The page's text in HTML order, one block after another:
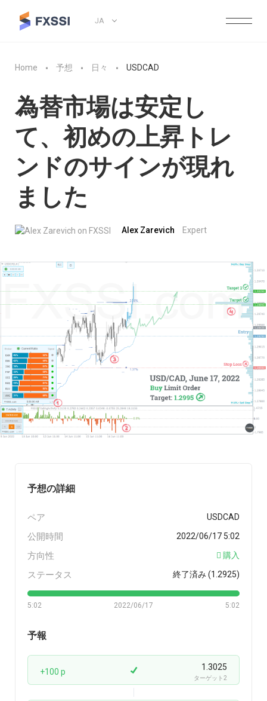
JA
Home 予想 日々 USDCAD
為替市場は安定し
て、初めの上昇トレ
ンドのサインが現れ
ました
Alex Zarevich Expert
予想の詳細
ペア USDCAD
公開時間 2022/06/17 5:02
方向性 購入
ステータス 終了済み (1.2925)
5:02 5:02
2022/06/17
予報
+100 p 1.3025
ターゲット2